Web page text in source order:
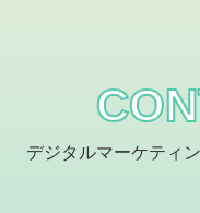
デジタルマーケティ